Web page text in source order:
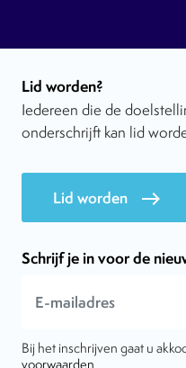
Lid worden?
Iedereen die de
onderschrijft kan lid
Lid worden east
Schrijf je in voor de
Bij het inschrijven gaat u
voorwaarden